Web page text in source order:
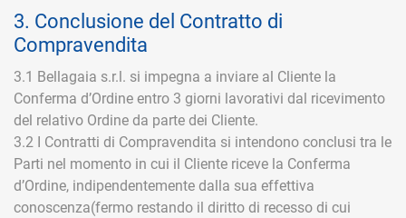
3. Conclusione del Contratto di
Compravendita
3.1 Bellagaia s.r.l. si impegna a inviare al Cliente la
Conferma d’Ordine entro 3 giorni lavorativi dal ricevimento
del relativo Ordine da parte dei Cliente.
3.2 I Contratti di Compravendita si intendono conclusi tra le
Parti nel momento in cui il Cliente riceve la Conferma
d’Ordine, indipendentemente dalla sua effettiva
conoscenza(fermo restando il diritto di recesso di cui